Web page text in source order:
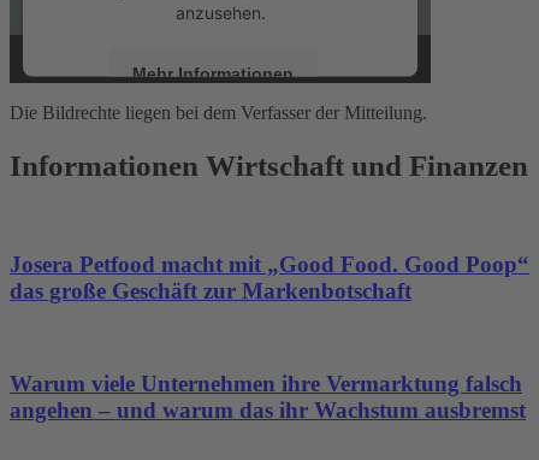
anzusehen.
Mehr Informationen
powered byUsercentrics Consent
Die Bildrechte liegen bei dem Verfasser der Mitteilung.
Informationen Wirtschaft und Finanzen
Josera Petfood macht mit „Good Food. Good Poop“
das große Geschäft zur Markenbotschaft
Warum viele Unternehmen ihre Vermarktung falsch
angehen – und warum das ihr Wachstum ausbremst